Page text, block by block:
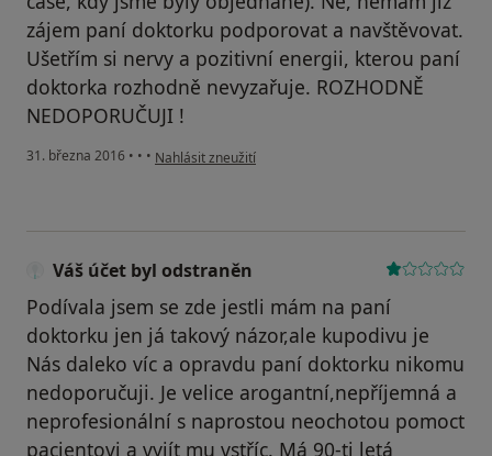
zájem paní doktorku podporovat a navštěvovat.
Ušetřím si nervy a pozitivní energii, kterou paní
doktorka rozhodně nevyzařuje. ROZHODNĚ
NEDOPORUČUJI !
31. března 2016 • • • podle názoru uživatele Váš účet byl odstraněn
Nahlásit zneužití
Váš účet byl odstraněn
Podívala jsem se zde jestli mám na paní
doktorku jen já takový názor,ale kupodivu je
Nás daleko víc a opravdu paní doktorku nikomu
nedoporučuji. Je velice arogantní,nepříjemná a
neprofesionální s naprostou neochotou pomoct
pacientovi a vyjít mu vstříc. Má 90-ti letá